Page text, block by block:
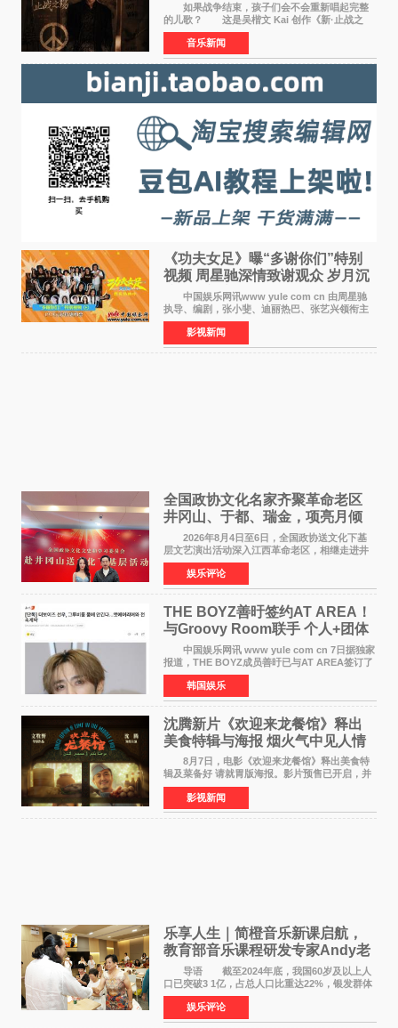
如果战争结束，孩子们会不会重新唱起完整
的儿歌？ 这是吴楷文 Kai 创作《新·止战之
殇》时最初的想法。 从伊朗相关冲突引发的
地区局势，到世界各地仍在发生的动荡与不安，
战争从来不只
音乐新闻
《功夫女足》曝“多谢你们”特别
视频 周星驰深情致谢观众 岁月沉
淀不灭初心
中国娱乐网讯www yule com cn 由周星驰
执导、编剧，张小斐、迪丽热巴、张艺兴领衔主
演，刘嘉玲、佐藤健特别出演，艾米、雪野、蔡
思贝、胡予安、倪好特别介绍的喜剧电影《功夫
女足》释出多谢你
影视新闻
全国政协文化名家齐聚革命老区
井冈山、于都、瑞金，项亮月倾
情献唱《桃花谣》致敬红色沃土
2026年8月4日至6日，全国政协送文化下基
层文艺演出活动深入江西革命老区，相继走进井
冈山、于都长征出发地、瑞金三地。由全国政协
文化文史和学习委员会副主任、甘肃省政协原主
席欧阳坚率团，一
娱乐评论
THE BOYZ善旴签约AT AREA！
与Groovy Room联手 个人+团体
活动并行
中国娱乐网讯 www yule com cn 7日据独家
报道，THE BOYZ成员善旴已与AT AREA签订了
专属合约。AT AREA是由知名制作人组合
Groovy Room创立的hip-hop厂牌，旗下拥有多
位实力派音乐人，在韩
韩国娱乐
沈腾新片《欢迎来龙餐馆》释出
美食特辑与海报 烟火气中见人情
温暖
8月7日，电影《欢迎来龙餐馆》释出美食特
辑及菜备好 请就胃版海报。影片预售已开启，并
将于8月8日至10日14:00-21:00举行全国超前点
映。电影《欢迎来龙餐馆》作为战争美食喜剧大
片，讲述了中国
影视新闻
乐享人生｜简橙音乐新课启航，
教育部音乐课程研发专家Andy老
师重磅入驻领航银龄琴声
导语 截至2024年底，我国60岁及以上人
口已突破3 1亿，占总人口比重达22%，银发群体
的精神文化需求日益凸显。2024年1月，国务院办
公厅印发《关于发展银发经济增进老年人福祉的
意见》——这是
娱乐评论